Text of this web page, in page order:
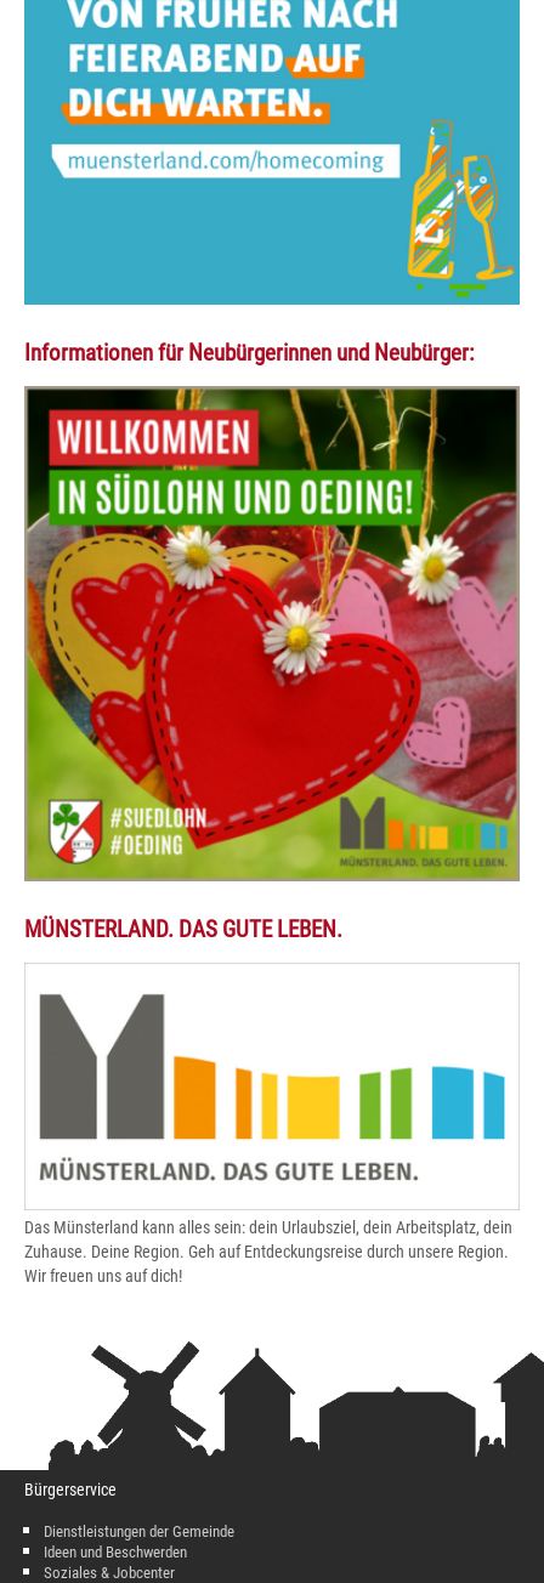
Informationen für Neubürgerinnen und Neubürger:
MÜNSTERLAND. DAS GUTE LEBEN.
Das Münsterland kann alles sein: dein Urlaubsziel, dein Arbeitsplatz, dein
Zuhause. Deine Region. Geh auf Entdeckungsreise durch unsere Region.
Wir freuen uns auf dich!
Bürgerservice
Dienstleistungen der Gemeinde
Ideen und Beschwerden
Soziales & Jobcenter